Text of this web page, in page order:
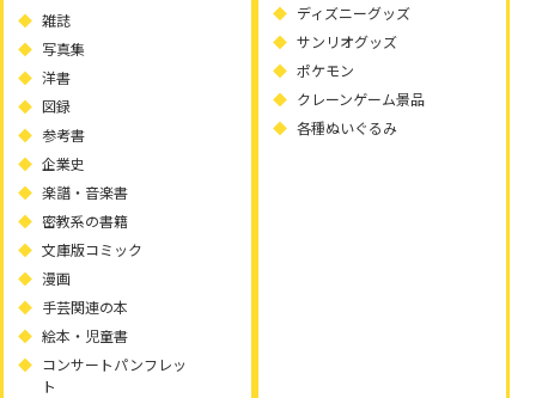
雑誌
写真集
洋書
図録
参考書
企業史
楽譜・音楽書
密教系の書籍
文庫版コミック
漫画
手芸関連の本
絵本・児童書
コンサートパンフレッ
ト
ディズニーグッズ
サンリオグッズ
ポケモン
クレーンゲーム景品
各種ぬいぐるみ